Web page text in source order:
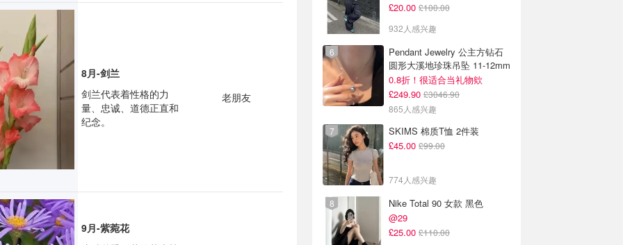
8月-剑兰
剑兰代表着性格的力
量、忠诚、道德正直和
纪念。
老朋友
9月-紫菀花
£20.00 £100.00
932人感兴趣
Pendant Jewelry 公主方钻石
圆形大溪地珍珠吊坠 11-12mm
0.8折！很适合当礼物欸
£249.90 £3046.90
865人感兴趣
SKIMS 棉质T恤 2件装
£45.00 £99.00
774人感兴趣
Nike Total 90 女款 黑色
@29
£25.00 £110.00